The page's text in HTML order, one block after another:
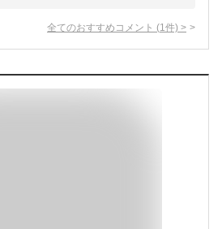
全てのおすすめコメント (1 件) >